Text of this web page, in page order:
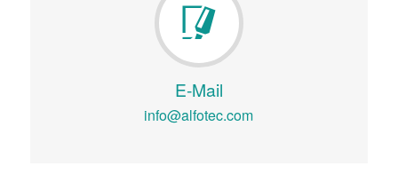
E-Mail
info@alfotec.com